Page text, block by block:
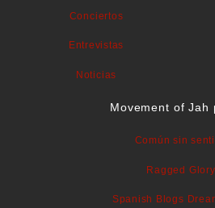
Conciertos
Entrevistas
Noticias
Movement of Jah
Común sin
Ragged Glory
Spanish Blogs